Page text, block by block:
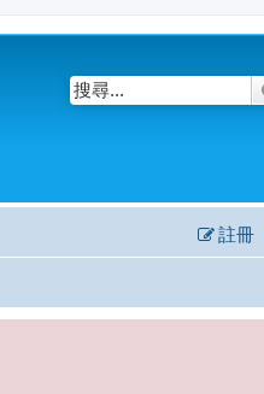
註冊